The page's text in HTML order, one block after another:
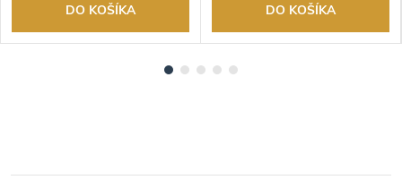
DO KOŠÍKA DO KOŠÍKA